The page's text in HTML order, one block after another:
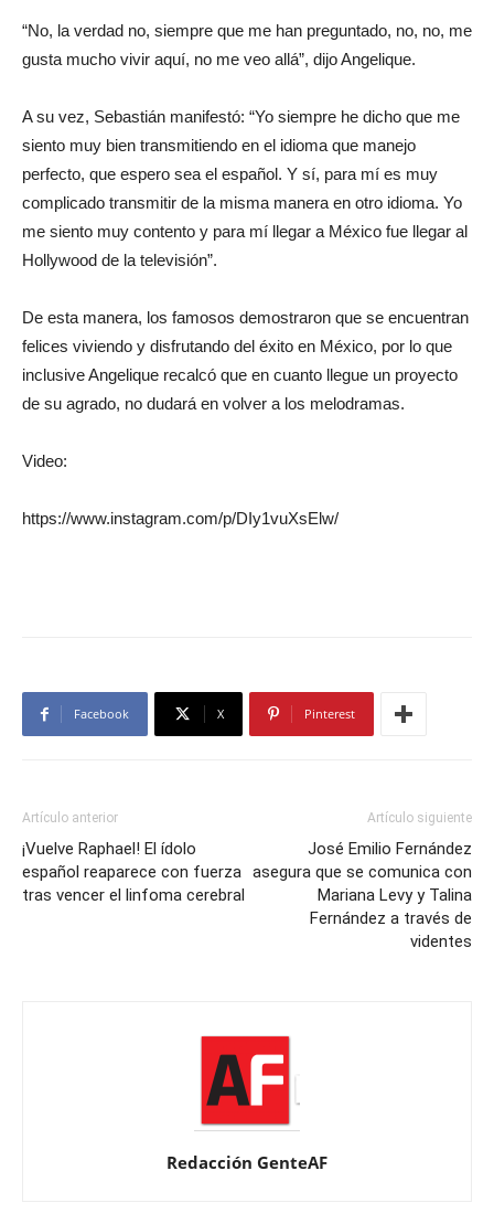
“No, la verdad no, siempre que me han preguntado, no, no, me
gusta mucho vivir aquí, no me veo allá”, dijo Angelique.
A su vez, Sebastián manifestó: “Yo siempre he dicho que me
siento muy bien transmitiendo en el idioma que manejo
perfecto, que espero sea el español. Y sí, para mí es muy
complicado transmitir de la misma manera en otro idioma. Yo
me siento muy contento y para mí llegar a México fue llegar al
Hollywood de la televisión”.
De esta manera, los famosos demostraron que se encuentran
felices viviendo y disfrutando del éxito en México, por lo que
inclusive Angelique recalcó que en cuanto llegue un proyecto
de su agrado, no dudará en volver a los melodramas.
Video:
https://www.instagram.com/p/DIy1vuXsElw/
Facebook X Pinterest
Artículo anterior
¡Vuelve Raphael! El ídolo
español reaparece con fuerza
tras vencer el linfoma cerebral
Artículo siguiente
José Emilio Fernández
asegura que se comunica con
Mariana Levy y Talina
Fernández a través de
videntes
Redacción GenteAF